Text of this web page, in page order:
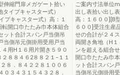
縮門扉メガゲート拾い
イプキャスター式）
プキャスター式）高：１
転開口巾たたみ巾本体組合
ット合計スパン戸当側吊
当側吊元側掛用受用戸当
用H１６用片開き５９０
８８４６2８８２１−１１
８．８４２２８１００６
０３４３１５４３２８．
ご案内寸法単位
出し表拾い出し
高：１６００][B
６００]受注生産
せの合計が２４
両開き角地（H
ンを超える組合
開口巾たたみ巾
ット合計スパン
当側吊元側掛用